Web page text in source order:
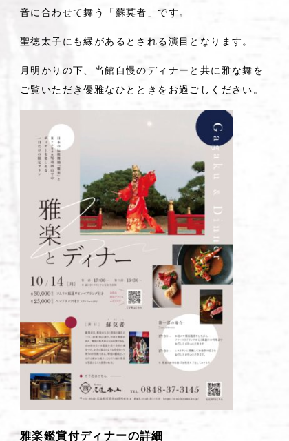
音に合わせて舞う「蘇莫者」です。
聖徳太子にも縁があるとされる演目となります。
月明かりの下、当館自慢のディナーと共に雅な舞を
ご覧いただき優雅なひとときをお過ごしください。
雅楽鑑賞付ディナーの詳細